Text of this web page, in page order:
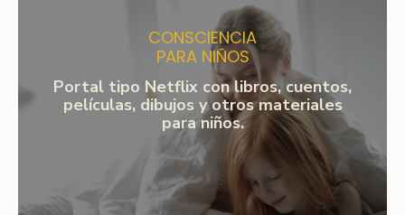
CONSCIENCIA
PARA NIÑOS
Portal tipo Netflix con libros, cuentos,
películas, dibujos y otros materiales
para niños.